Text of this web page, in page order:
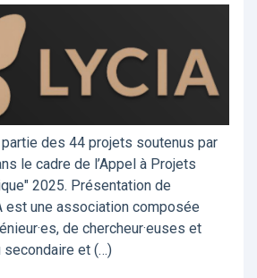
des 44 projets soutenus par
le cadre de l’Appel à Projets
2025. Présentation de
est une association composée
de chercheur·euses et
secondaire et (…)